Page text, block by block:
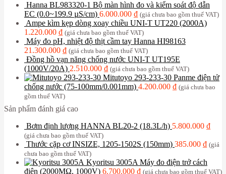
Hanna BL983320-1 Bộ màn hình đo và kiểm soát độ dẫn
EC (0.0~199.9 µS/cm) 6.000.000 ₫ (giá chưa bao gồm thuế VAT)
Ampe kìm kẹp dòng xoay chiều UNI-T UT220 (2000A)
1.220.000 ₫ (giá chưa bao gồm thuế VAT)
Máy đo pH, nhiệt độ thịt cầm tay Hanna HI98163
21.300.000 ₫ (giá chưa bao gồm thuế VAT)
Đồng hồ vạn năng chống nước UNI-T UT195E
(1000V/20A) 2.510.000 ₫ (giá chưa bao gồm thuế VAT)
Mitutoyo 293-233-30 Panme điện tử
chống nước (75-100mm/0.001mm) 4.200.000 ₫ (giá chưa bao
gồm thuế VAT)
Sản phẩm đánh giá cao
Bơm định lượng HANNA BL20-2 (18.3L/h) 5.800.000 ₫
(giá chưa bao gồm thuế VAT)
Thước cặp cơ INSIZE, 1205-1502S (150mm) 385.000 ₫ (giá
chưa bao gồm thuế VAT)
Kyoritsu 3005A Máy đo điện trở cách
điện (2000MΩ, 1000V) 6.700.000 ₫ (giá chưa bao gồm thuế VAT)